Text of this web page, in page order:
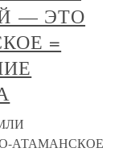
— ЭТО
=
АТАМАНСКОЕ